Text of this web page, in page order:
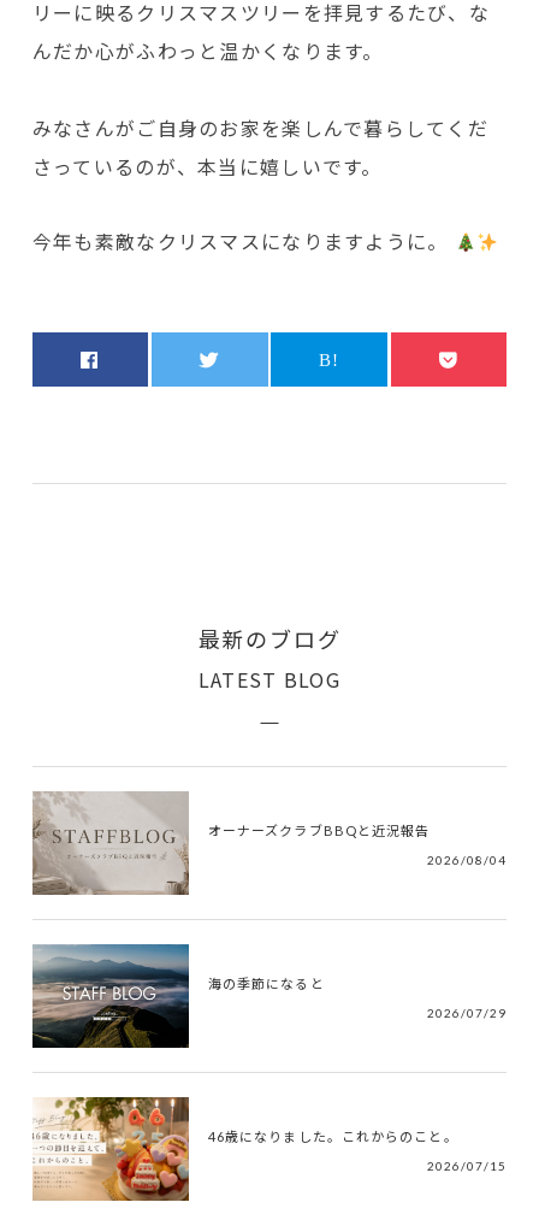
リーに映るクリスマスツリーを拝見するたび、な
んだか心がふわっと温かくなります。
みなさんがご自身のお家を楽しんで暮らしてくだ
さっているのが、本当に嬉しいです。
今年も素敵なクリスマスになりますように。
最新のブログ
LATEST BLOG
オーナーズクラブBBQと近況報告
2026/08/04
海の季節になると
2026/07/29
46歳になりました。これからのこと。
2026/07/15